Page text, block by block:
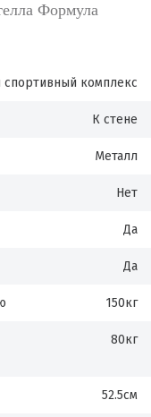
Формула
спортивный комплекс
К стене
Металл
Нет
Да
Да
150кг
80кг
52.5см